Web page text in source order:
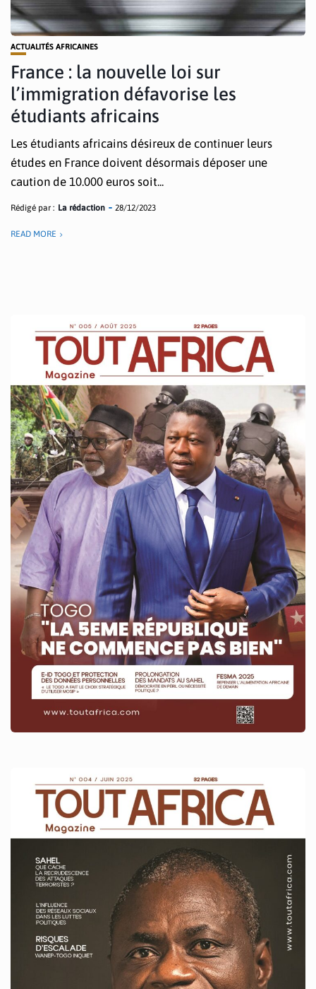
ACTUALITÉS AFRICAINES
France : la nouvelle loi sur
l’immigration défavorise les
étudiants africains
Les étudiants africains désireux de continuer leurs
études en France doivent désormais déposer une
caution de 10.000 euros soit...
Rédigé par : La rédaction 28/12/2023
READ MORE